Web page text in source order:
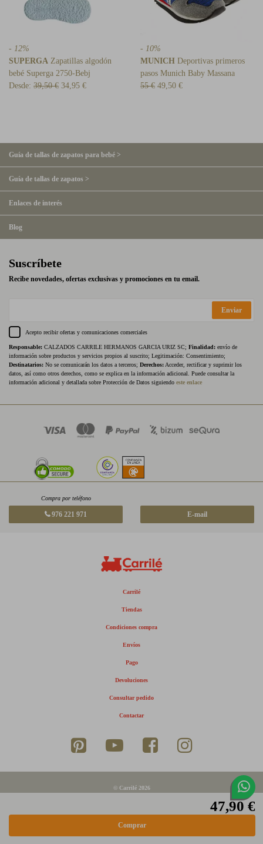
47,90 €
- 12%
SUPERGA Zapatillas algodón
bebé Superga 2750-Bebj
Desde: 39,50 € 34,95 €
- 10%
MUNICH Deportivas primeros
pasos Munich Baby Massana
55 € 49,50 €
Guía de tallas de zapatos para bebé >
Guía de tallas de zapatos >
Enlaces de interés
Blog
Suscríbete
Recibe novedades, ofertas exclusivas y promociones en tu email.
Enviar
Acepto recibir ofertas y comunicaciones comerciales
Responsable: CALZADOS CARRILE HERMANOS GARCIA URIZ SC; Finalidad: envío de
información sobre productos y servicios propios al suscrito; Legitimación: Consentimiento;
Destinatarios: No se comunicarán los datos a terceros; Derechos: Acceder, rectificar y suprimir los
datos, así como otros derechos, como se explica en la información adicional. Puede consultar la
información adicional y detallada sobre Protección de Datos siguiendo este enlace
Compra por teléfono
976 221 971 E-mail
Carrilé
Tiendas
Condiciones compra
Envíos
Pago
Devoluciones
Consultar pedido
Contactar
© Carrilé 2026
Política de privacidad
Política de cookies